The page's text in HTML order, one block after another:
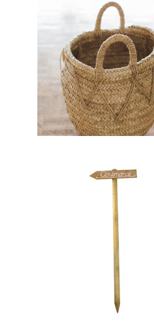
Lot de 2 Paniers Paille
– grand rond
11,60€
Panneau cérémonie